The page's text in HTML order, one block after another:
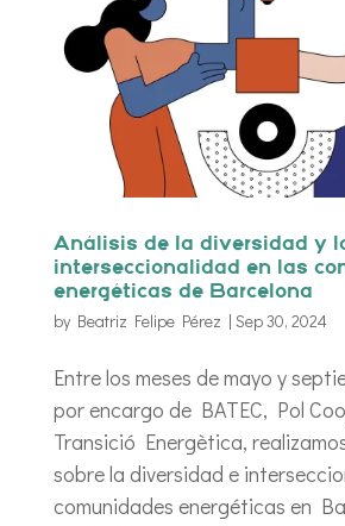
Análisis de la diversidad y
interseccionalidad en las
energéticas de Barcelona
by Beatriz Felipe Pérez | Sep 30, 2024
Entre los meses de mayo y
por encargo de BATEC, Pol
Transició Energètica,
sobre la diversidad e
comunidades energéticas en